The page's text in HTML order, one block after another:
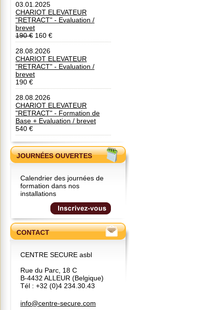
03.01.2025
CHARIOT ELEVATEUR
"RETRACT" - Evaluation /
brevet
190 € 160 €
28.08.2026
CHARIOT ELEVATEUR
"RETRACT" - Evaluation /
brevet
190 €
28.08.2026
CHARIOT ELEVATEUR
"RETRACT" - Formation de
Base + Evaluation / brevet
540 €
JOURNÉES OUVERTES
Calendrier des journées de
formation dans nos
installations
CONTACT
CENTRE SECURE asbl
Rue du Parc, 18 C
B-4432 ALLEUR (Belgique)
Tél : +32 (0)4 234.30.43
info@centre-secure.com